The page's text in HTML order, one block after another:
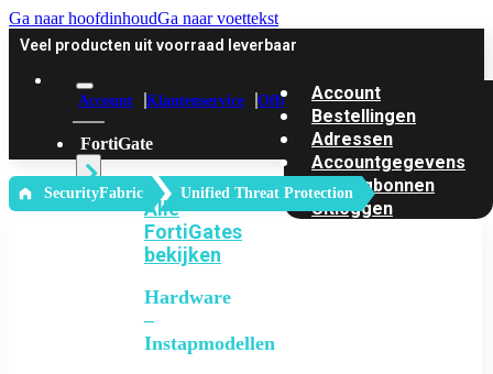
Ga naar hoofdinhoudGa naar voettekst
Veel producten uit voorraad leverbaar
Account Klantenservice Offerte
FortiGate
Alle
FortiGates
bekijken
Hardware
–
Instapmodellen
Account
Bestellingen
Adressen
Accountgegevens
Kortingbonnen
Uitloggen
‎ SecurityFabric Unified Threat Protection